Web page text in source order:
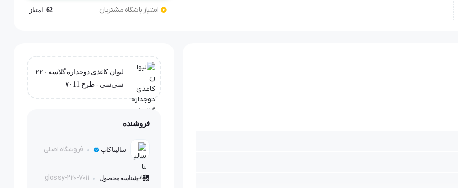
امتیاز باشگاه مشتریان 62 امتیاز
لیوان کاغذی دوجداره گلاسه ۲۲۰
سی‌سی - طرح ۷۰11
فروشنده
سالینا کاپ فروشگاه اصلی
شناسه محصول glossy-220-7011